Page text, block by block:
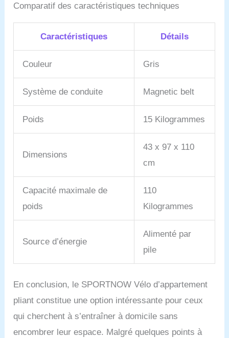
Comparatif des caractéristiques techniques
Caractéristiques Détails
Couleur Gris
Système de conduite Magnetic belt
Poids 15 Kilogrammes
Dimensions
43 x 97 x 110
cm
Capacité maximale de
poids
110
Kilogrammes
Source d’énergie
Alimenté par
pile
En conclusion, le SPORTNOW Vélo d’appartement
pliant constitue une option intéressante pour ceux
qui cherchent à s’entraîner à domicile sans
encombrer leur espace. Malgré quelques points à